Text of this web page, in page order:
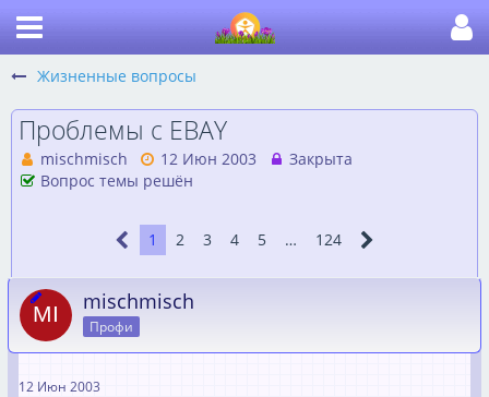
Жизненные вопросы
Проблемы с EBAY
mischmisch 12 Июн 2003
Закрыта
Вопрос темы решён
1 2 3 4 5 … 124
mischmisch
Профи
12 Июн 2003